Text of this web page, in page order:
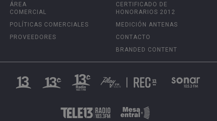
ÁREA
COMERCIAL
POLÍTICAS COMERCIALES
PROVEEDORES
CERTIFICADO DE
HONORARIOS 2012
MEDICIÓN ANTENAS
CONTACTO
BRANDED CONTENT